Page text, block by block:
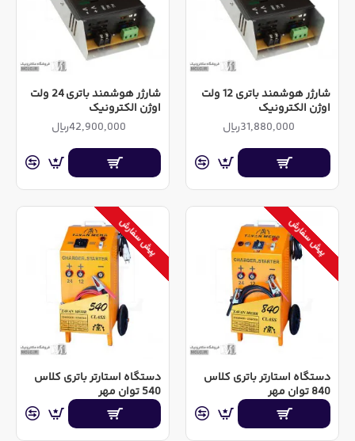
شارژر هوشمند باتری 12 ولت
اوژن الکترونیک
31,880,000ریال
شارژر هوشمند باتری 24 ولت
اوژن الکترونیک
42,900,000ریال
پیش سفارش
دستگاه استارتر باتری کلاس
840 توان مهر
پیش سفارش
دستگاه استارتر باتری کلاس
540 توان مهر